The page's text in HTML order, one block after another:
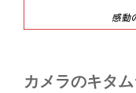
カメラのキタ